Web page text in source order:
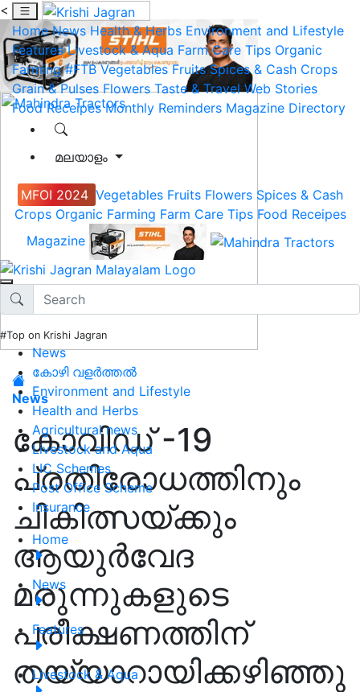
<
Home News Health & Herbs Environment and Lifestyle
Features Livestock & Aqua Farm Care Tips Organic
Farming #FTB Vegetables Fruits Spices & Cash Crops
Grain & Pulses Flowers Taste & Travel Web Stories
Food Receipes Monthly Reminders Magazine Directory
മലയാളം
MFOI 2024 Vegetables Fruits Flowers Spices & Cash
Crops Organic Farming Farm Care Tips Food Receipes
Magazine
#Top on Krishi Jagran
News
കോഴി വളർത്തൽ
Environment and Lifestyle
Health and Herbs
Agricultural news
Livestock and Aqua
LIC Schemes
Post Office Scheme
Insurance
Home
News
Features
Livestock & Aqua
News
കോവിഡ് -19
പ്രതിരോധത്തിനും
ചികിത്സയ്ക്കും
ആയുർവേദ
മരുന്നുകളുടെ
പരീക്ഷണത്തിന്
തയ്യാറായിക്കഴിഞ്ഞു